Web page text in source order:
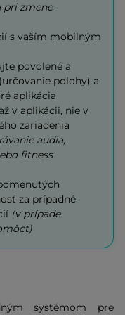
pri zmene
s vaším mobilným
povolené a
polohy) a
aplikácia
v aplikácii, nie v
zariadenia
audia,
fitness
za prípadné
(v prípade
systémom pre